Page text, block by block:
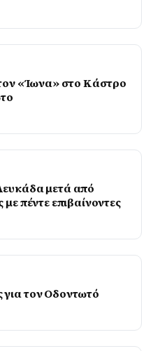
«Ίωνα» στο Κάστρο
μετά από
πέντε επιβαίνοντες
τον Οδοντωτό